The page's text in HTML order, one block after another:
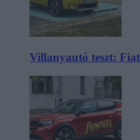
Villanyautó teszt: